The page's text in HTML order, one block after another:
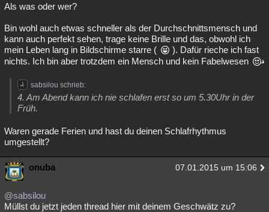
Als was oder wer?
Bin wohl auch etwas schneller als der Durchschnittsmensch und
kann auch perfekt sehen, trage keine Brille und das, obwohl ich
mein Leben lang in Bildschirme starre (
). Dafür rieche ich fast
nichts. Ich bin aber trotzdem ein Mensch und kein Fabelwesen
sabsilou schrieb:
4. Am Abend kann ich nie schlafen erst so um 5.30Uhr in der
Früh.
Waren gerade Ferien und hast du deinen Schlafrhythmus
umgestellt?
onuba 07.01.2015 um 15:06
@sabsilou
Müllst du jetzt jeden thread hier mit deinem Geschwätz zu?